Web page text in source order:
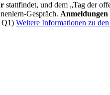
stattfindet, und dem „Tag der
Gespräch. Anmeldungen
Q1) Weitere Informationen zu